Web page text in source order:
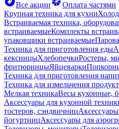
Все акции
Оплата частями
Крупная техника для кухни
Встраиваемая техника,
встраиваемыеКомплекты
упаковщики встраиваемые
Техника для приготовления еды
кексницыХлебопечкиРостеры,
фритюрницыЯйцеварки
Техника для приготовления
Техника для измельчения
Мелкая техникаВесы кухонные,
Аксессуары для кухонной
тостеров, сэндвичниц
йогуртницАксессуары для